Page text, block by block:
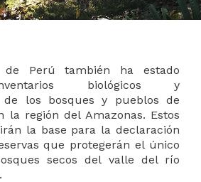
de Perú también ha estado
biológicos y
de los bosques y pueblos de
la región del Amazonas. Estos
la base para la declaración
que protegerán el único
secos del valle del río